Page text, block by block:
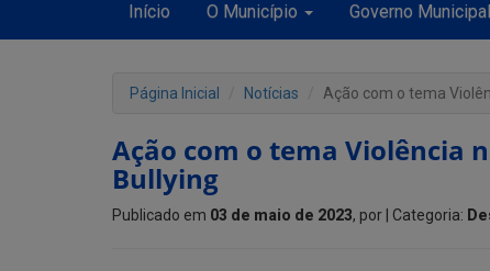
Início O Município Governo Municipal
Página Inicial Notícias Ação com o tema
Ação com o tema Violência
Bullying
Publicado em 03 de maio de 2023, por | Categoria: